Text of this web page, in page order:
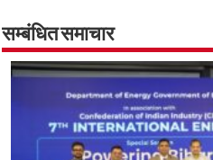
o
o
k
A
p
p
r
a
m
सम्बंधित समाचार